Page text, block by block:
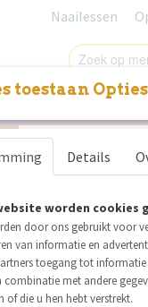
Naailessen
Katia
€ 1,30 €
Minimum aantal is 3
✓Op voorraad
Aantal
toestaan Opties
Details
worden cookies
door ons gebruikt voor
van informatie en
toegang tot
combinatie met andere
of die u hen hebt verstrekt.